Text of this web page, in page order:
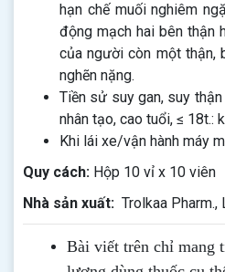
hạn chế muối nghiêm
động mạch hai bên thận
của người còn một thận,
nghẽn nặng.
Tiền sử suy gan, suy
nhân tạo, cao tuổi, ≤ 18t.:
Khi lái xe/vận hành máy
Quy cách: Hộp 10 vỉ x 10 viên
Nhà sản xuất: Trolkaa Pharm.,
Bài viết trên chỉ mang